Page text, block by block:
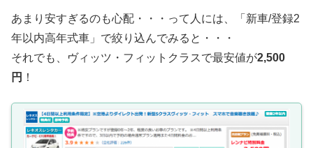
あまり安すぎるのも心配・・・って人には、「新車/登録2
年以内高年式車」で絞り込んでみると・・・
それでも、ヴィッツ・フィットクラスで最安値が2,500
円 ！